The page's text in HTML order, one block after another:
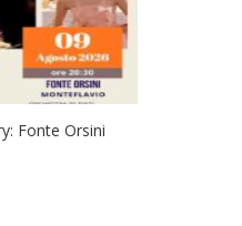
Fonte Orsini